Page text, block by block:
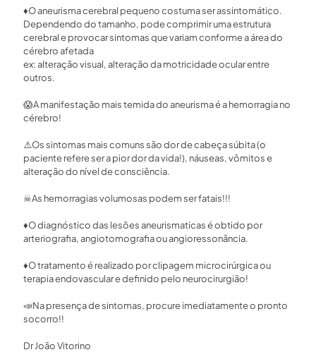
♦️O aneurisma cerebral pequeno costuma ser assintomático.
Dependendo do tamanho, pode comprimir uma estrutura
cerebral e provocar sintomas que variam conforme a área do
cérebro afetada ⁣
ex: alteração visual, alteração da motricidade ocular entre
outros. ⁣
😱A manifestação mais temida do aneurisma é a hemorragia no
cérebro!
⚠️Os sintomas mais comuns são dor de cabeça súbita (o
paciente refere ser a pior dor da vida!), náuseas, vômitos e
alteração do nível de consciência. ⁣
☠As hemorragias volumosas podem ser fatais!!!⁣
♦️O diagnóstico das lesões aneurismaticas é obtido por
arteriografia, angiotomografia ou angioressonância.⁣
♦️O tratamento é realizado por clipagem microcirúrgica ou
terapia endovascular e definido pelo neurocirurgião!⁣
📣Na presença de sintomas, procure imediatamente o pronto
socorro!!⁣
Dr João Vitorino⁣